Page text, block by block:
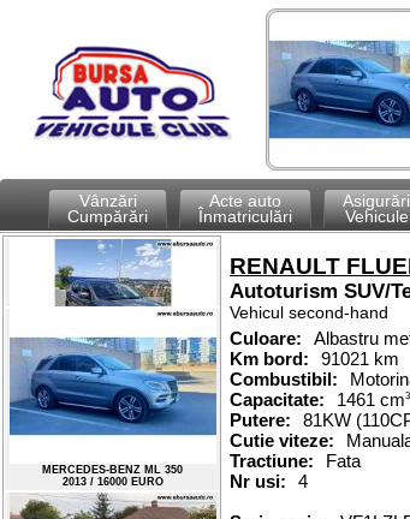
Vânzări
Cumpărări
Acte auto
Înmatriculări
Asigurări
Vehicule
NISSAN QASHQAI
2018 / 17000 EURO
RENAULT
Autoturism SUV/
Vehicul second-hand
Culoare:
Albastru
Km bord:
91021 km
Combustibil:
Capacitate: 1461 cm3
Putere:
81KW
Cutie viteze:
Tractiune:
Fata
Nr usi:
4